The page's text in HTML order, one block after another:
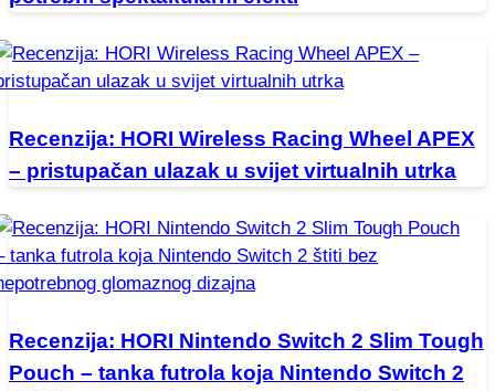
Recenzija: HORI Wireless Racing Wheel APEX
– pristupačan ulazak u svijet virtualnih utrka
Recenzija: HORI Nintendo Switch 2 Slim Tough
Pouch – tanka futrola koja Nintendo Switch 2